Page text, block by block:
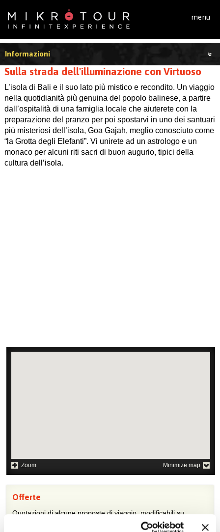
menu
Informazioni
Sulla strada dell'illuminazione con Virtuoso
L’isola di Bali e il suo lato più mistico e recondito. Un viaggio
nella quotidianità più genuina del popolo balinese, a partire
dall’ospitalità di una famiglia locale che aiuterete con la
preparazione del pranzo per poi spostarvi in uno dei santuari
più misteriosi dell’isola, Goa Gajah, meglio conosciuto come
“la Grotta degli Elefanti”. Vi unirete ad un astrologo e un
monaco per alcuni riti sacri di buon augurio, tipici della
cultura dell’isola.
Zoom Minimize map
Offerte
Quotazioni di alcune proposte di viaggio, modificabili su